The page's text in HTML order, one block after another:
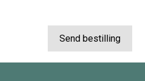
Send bestilling